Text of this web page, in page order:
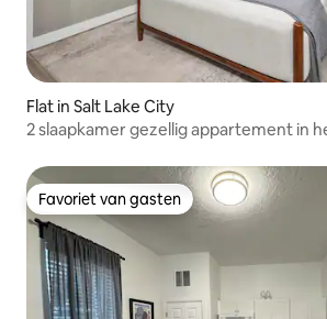
Flat in Salt Lake City
2 slaapkamer gezellig appartement in
Favoriet van gasten
Favoriet van gasten